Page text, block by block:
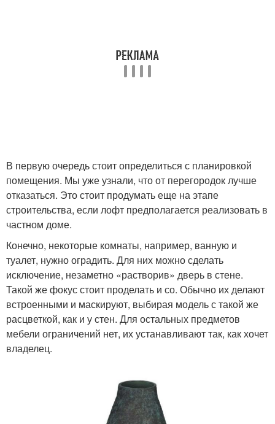
В первую очередь стоит определиться с планировкой
помещения. Мы уже узнали, что от перегородок лучше
отказаться. Это стоит продумать еще на этапе
строительства, если лофт предполагается реализовать в
частном доме.
Конечно, некоторые комнаты, например, ванную и
туалет, нужно оградить. Для них можно сделать
исключение, незаметно «растворив» дверь в стене.
Такой же фокус стоит проделать и со. Обычно их делают
встроенными и маскируют, выбирая модель с такой же
расцветкой, как и у стен. Для остальных предметов
мебели ограничений нет, их устанавливают так, как хочет
владелец.